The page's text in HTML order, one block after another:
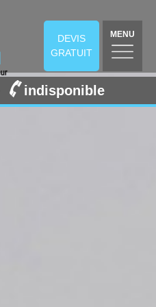
DEVIS
GRATUIT
MENU
indisponible